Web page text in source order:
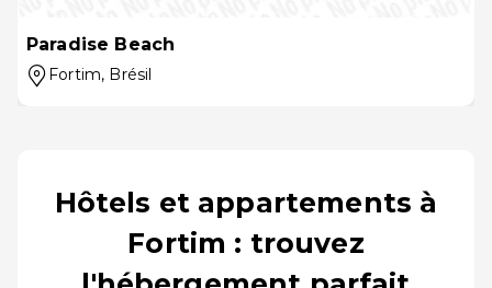
Paradise Beach
Fortim, Brésil
Hôtels et appartements à
Fortim : trouvez